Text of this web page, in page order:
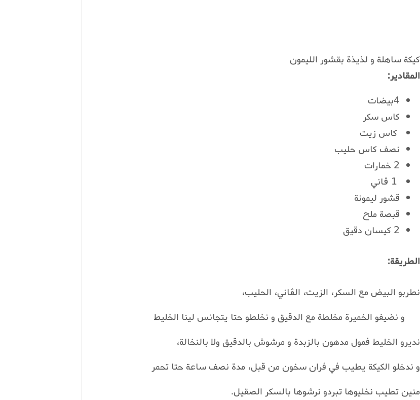
كيكة ساهلة و لذيذة بقشور الليمون
المقادير:
4بيضات
كاس سكر
كاس زيت
نصف كاس حليب
2 خمارات
قشور ليمونة
قبصة ملح
2 كيسان دقيق
الطريقة:
نطربو البيض مع السكر، الزيت، الڤاني، الحليب،
و نضيفو الخميرة مخلطة مع الدقيق و نخلطو حتا يتجانس لينا الخليط
نديرو الخليط فمول مدهون بالزبدة و مرشوش بالدقيق ولا بالنخالة،
و ندخلو الكيكة يطيب في فران سخون من قبل، مدة نصف ساعة حتا تحمر
منين تطيب نخليوها تبردو نرشوها بالسكر الصقيل.